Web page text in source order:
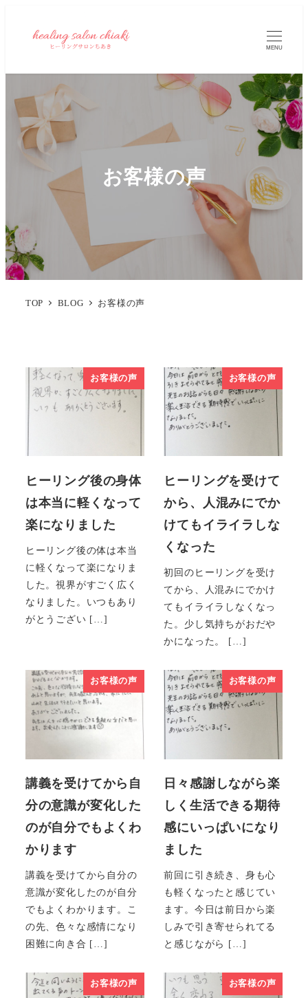
MENU
お客様の声
TOP BLOG お客様の声
お客様の声
ヒーリング後の身体
は本当に軽くなって
楽になりました
ヒーリング後の体は本当
に軽くなって楽になりま
した。視界がすごく広く
なりました。いつもあり
がとうござい […]
お客様の声
ヒーリングを受けて
から、人混みにでか
けてもイライラしな
くなった
初回のヒーリングを受け
てから、人混みにでかけ
てもイライラしなくなっ
た。少し気持ちがおだや
かになった。 […]
お客様の声
講義を受けてから自
分の意識が変化した
のが自分でもよくわ
かります
講義を受けてから自分の
意識が変化したのが自分
でもよくわかります。こ
の先、色々な感情になり
困難に向き合 […]
お客様の声
日々感謝しながら楽
しく生活できる期待
感にいっぱいになり
ました
前回に引き続き、身も心
も軽くなったと感じてい
ます。今日は前日から楽
しみで引き寄せられてる
と感じながら […]
お客様の声 お客様の声